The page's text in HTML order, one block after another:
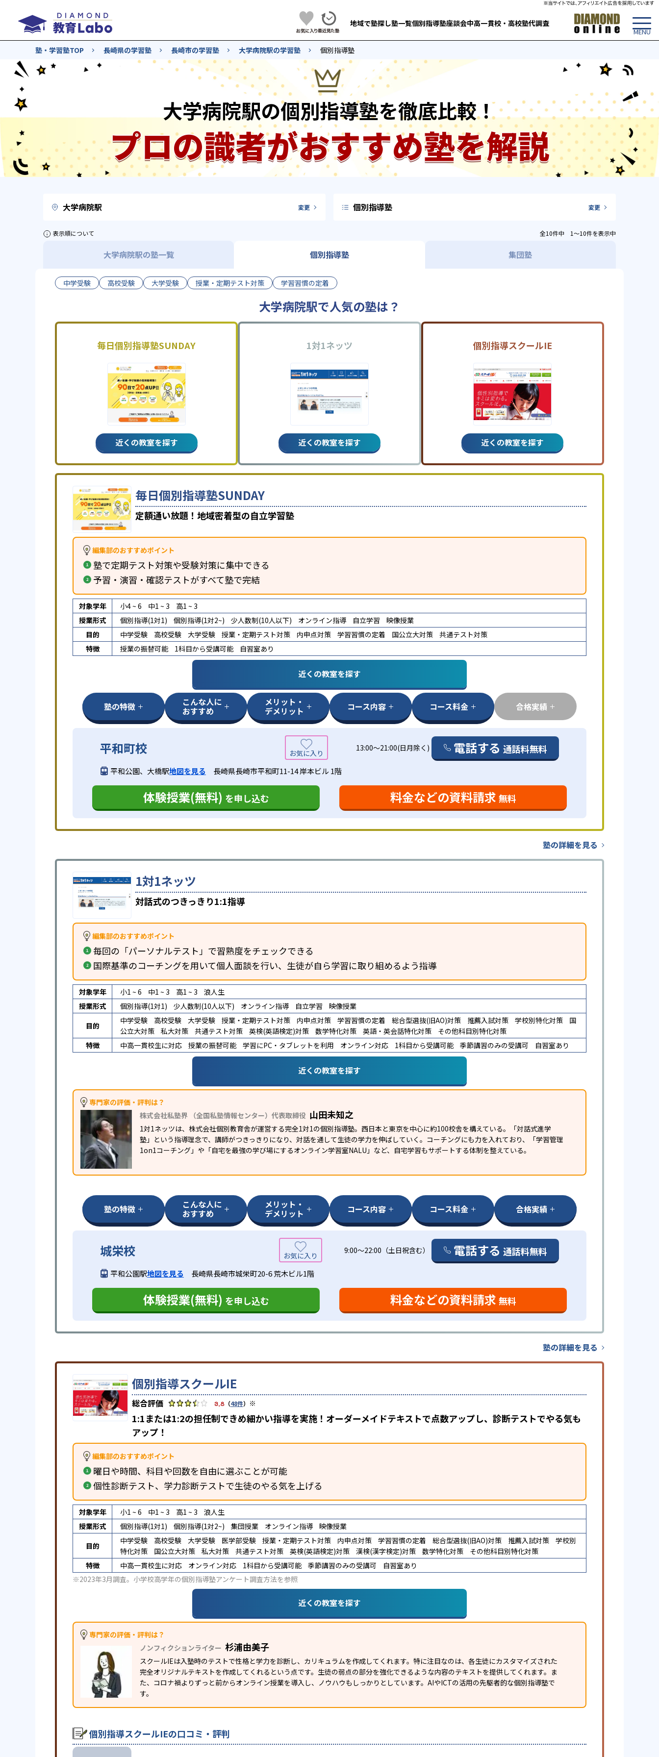
地域で塾探し塾一覧個別指導塾座談会中高一貫校・高校塾代調査
塾・学習塾TOP 長崎県の学習塾 長崎市の学習塾 大学病院駅の学習塾 個別指導塾
大学病院駅の個別指導塾を徹底比較！
プロの識者がおすすめ塾を解説
大学病院駅 変更 個別指導塾 変更
表示順について 全10件中 1〜10件を表示中
大学病院駅の塾一覧 個別指導塾 集団塾
中学受験 高校受験 大学受験 授業・定期テスト対策 学習習慣の定着
大学病院駅で人気の塾は？
毎日個別指導塾SUNDAY
近くの教室を探す
1対1ネッツ
近くの教室を探す
個別指導スクールIE
近くの教室を探す
毎日個別指導塾SUNDAY
定額通い放題！地域密着型の自立学習塾
編集部のおすすめポイント
塾で定期テスト対策や受験対策に集中できる
予習・演習・確認テストがすべて塾で完結
対象学年 小4 ~ 6 中1 ~ 3
高1 ~ 3
授業形式
個別指導(1対1) 個別指導(1対2~) 少人数制(10人以下) オンライン指導 自立学習
映像授業
目的
中学受験 高校受験 大学受験 授業・定期テスト対策 内申点対策 学習習慣の定着 国公立大対策
共通テスト対策
特徴
授業の振替可能 1科目から受講可能 自習室あり
近くの教室を探す
塾の特徴 こんな人に
おすすめ
メリット・
デメリット コース内容 コース料金 合格実績
平和町校 13:00〜21:00(日月除く) 電話する 通話料無料
平和公園、大橋駅地図を見る 長崎県長崎市平和町11-14 岸本ビル 1階
体験授業(無料) を申し込む 料金などの資料請求 無料
塾の詳細を見る
1対1ネッツ
対話式のつきっきり1:1指導
編集部のおすすめポイント
毎回の「パーソナルテスト」で習熟度をチェックできる
国際基準のコーチングを用いて個人面談を行い、生徒が自ら学習に取り組めるよう指導
対象学年 小1 ~ 6 中1 ~ 3 高1 ~ 3
浪人生
授業形式
個別指導(1対1) 少人数制(10人以下) オンライン指導 自立学習
映像授業
目的
中学受験 高校受験 大学受験 授業・定期テスト対策 内申点対策 学習習慣の定着 総合型選抜(旧AO)対策 推薦入試対策 学校別特化対策
国
公立大対策
私大対策 共通テスト対策 英検(英語検定)対策 数学特化対策 英語・英会話特化対策
その他科目別特化対策
特徴
中高一貫校生に対応 授業の振替可能 学習にPC・タブレットを利用 オンライン対応 1科目から受講可能 季節講習のみの受講可 自習室あり
近くの教室を探す
専門家の評価・評判は？
株式会社私塾界 （全国私塾情報センター）代表取締役 山田未知之
1対1ネッツは、株式会社個別教育舎が運営する完全1対1の個別指導塾。西日本と東京を中心に約100校舎を構えている。「対話式進学
塾」という指導理念で、講師がつきっきりになり、対話を通して生徒の学力を伸ばしていく。コーチングにも力を入れており、「学習管理
1on1コーチング」や「自宅を最強の学び場にするオンライン学習室NALU」など、自宅学習もサポートする体制を整えている。
塾の特徴 こんな人に
おすすめ
メリット・
デメリット コース内容 コース料金 合格実績
城栄校 9:00～22:00（土日祝含む） 電話する 通話料無料
平和公園駅地図を見る 長崎県長崎市城栄町20-6 荒木ビル1階
体験授業(無料) を申し込む 料金などの資料請求 無料
塾の詳細を見る
個別指導スクールIE
3.8（48件） ※
1:1または1:2の担任制できめ細かい指導を実施！オーダーメイドテキストで点数アップし、診断テストでやる気も
アップ！
編集部のおすすめポイント
曜日や時間、科目や回数を自由に選ぶことが可能
個性診断テスト、学力診断テストで生徒のやる気を上げる
対象学年 小1 ~ 6 中1 ~ 3 高1 ~ 3
浪人生
授業形式
個別指導(1対1) 個別指導(1対2~) 集団授業 オンライン指導
映像授業
目的
中学受験 高校受験 大学受験 医学部受験 授業・定期テスト対策 内申点対策 学習習慣の定着 総合型選抜(旧AO)対策 推薦入試対策
学校別
特化対策
国公立大対策 私大対策 共通テスト対策 英検(英語検定)対策 漢検(漢字検定)対策 数学特化対策
その他科目別特化対策
特徴
中高一貫校生に対応 オンライン対応 1科目から受講可能 季節講習のみの受講可
自習室あり
※2023年3月調査。 小学校高学年の個別指導塾アンケート調査方法を参照
近くの教室を探す
専門家の評価・評判は？
ノンフィクションライター 杉浦由美子
スクールIEは入塾時のテストで性格と学力を診断し、カリキュラムを作成してくれます。特に注目なのは、各生徒にカスタマイズされた
完全オリジナルテキストを作成してくれるという点です。生徒の弱点の部分を強化できるような内容のテキストを提供してくれます。ま
た、コロナ禍よりずっと前からオンライン授業を導入し、ノウハウもしっかりとしています。AIやICTの活用の先駆者的な個別指導塾で
す。
個別指導スクールIEの口コミ・評判